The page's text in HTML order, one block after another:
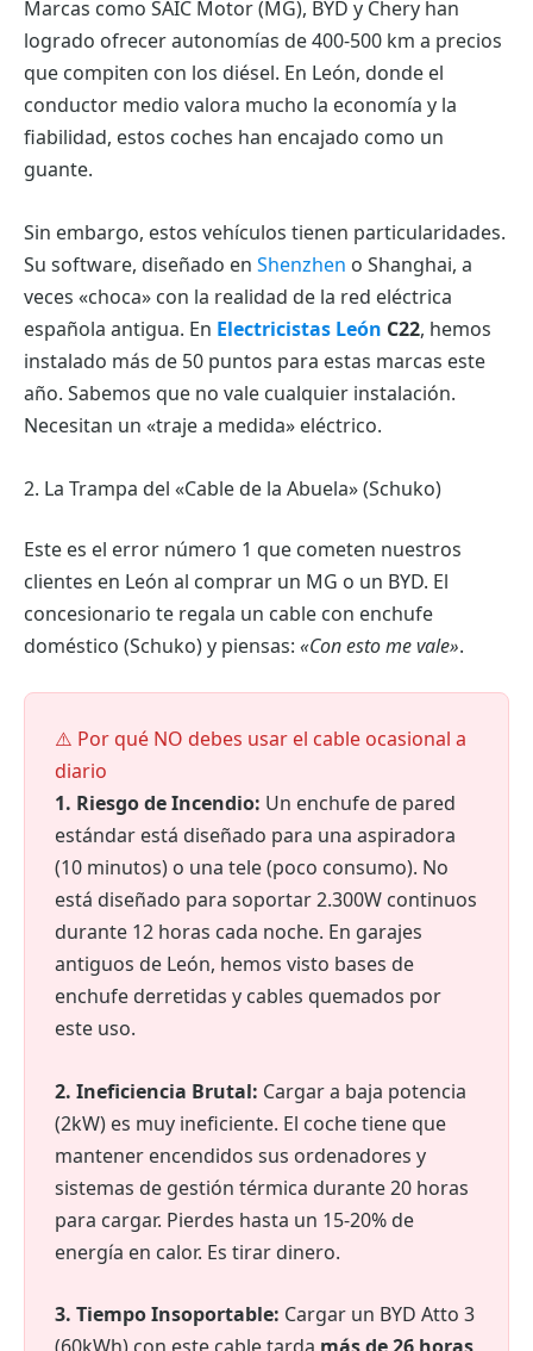
Marcas como SAIC Motor (MG), BYD y Chery han
logrado ofrecer autonomías de 400-500 km a precios
que compiten con los diésel. En León, donde el
conductor medio valora mucho la economía y la
fiabilidad, estos coches han encajado como un
guante.
Sin embargo, estos vehículos tienen particularidades.
Su software, diseñado en Shenzhen o Shanghai, a
veces «choca» con la realidad de la red eléctrica
española antigua. En Electricistas León C22, hemos
instalado más de 50 puntos para estas marcas este
año. Sabemos que no vale cualquier instalación.
Necesitan un «traje a medida» eléctrico.
2. La Trampa del «Cable de la Abuela» (Schuko)
Este es el error número 1 que cometen nuestros
clientes en León al comprar un MG o un BYD. El
concesionario te regala un cable con enchufe
doméstico (Schuko) y piensas: «Con esto me vale».
⚠️ Por qué NO debes usar el cable ocasional a
diario
1. Riesgo de Incendio: Un enchufe de pared
estándar está diseñado para una aspiradora
(10 minutos) o una tele (poco consumo). No
está diseñado para soportar 2.300W continuos
durante 12 horas cada noche. En garajes
antiguos de León, hemos visto bases de
enchufe derretidas y cables quemados por
este uso.
2. Ineficiencia Brutal: Cargar a baja potencia
(2kW) es muy ineficiente. El coche tiene que
mantener encendidos sus ordenadores y
sistemas de gestión térmica durante 20 horas
para cargar. Pierdes hasta un 15-20% de
energía en calor. Es tirar dinero.
3. Tiempo Insoportable: Cargar un BYD Atto 3